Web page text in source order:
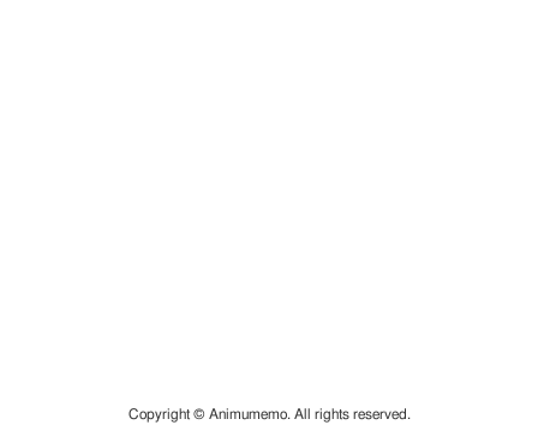
Copyright © Animumemo. All rights reserved.